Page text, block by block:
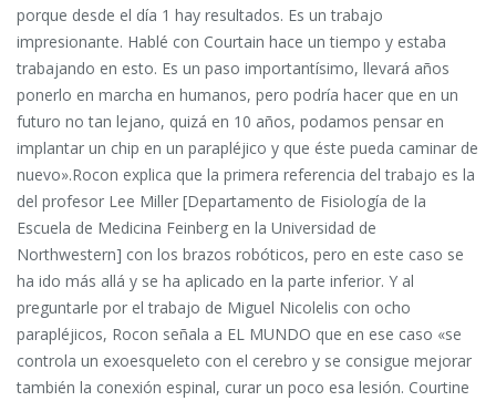
porque desde el día 1 hay resultados. Es un trabajo
impresionante. Hablé con Courtain hace un tiempo y estaba
trabajando en esto. Es un paso importantísimo, llevará años
ponerlo en marcha en humanos, pero podría hacer que en un
futuro no tan lejano, quizá en 10 años, podamos pensar en
implantar un chip en un parapléjico y que éste pueda caminar de
nuevo».Rocon explica que la primera referencia del trabajo es la
del profesor Lee Miller [Departamento de Fisiología de la
Escuela de Medicina Feinberg en la Universidad de
Northwestern] con los brazos robóticos, pero en este caso se
ha ido más allá y se ha aplicado en la parte inferior. Y al
preguntarle por el trabajo de Miguel Nicolelis con ocho
parapléjicos, Rocon señala a EL MUNDO que en ese caso «se
controla un exoesqueleto con el cerebro y se consigue mejorar
también la conexión espinal, curar un poco esa lesión. Courtine